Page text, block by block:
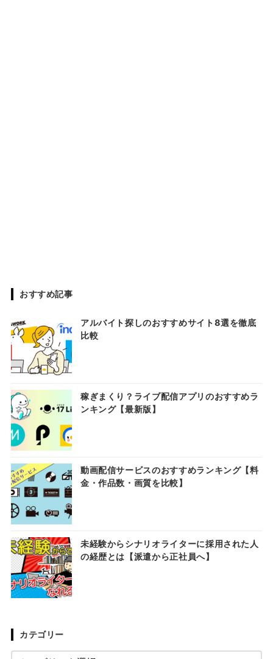
おすすめ記事
アルバイト探しのおすすめサイト8選を徹底
比較
稼ぎまくり？ライブ配信アプリのおすすめラ
ンキング【最新版】
動画配信サービスのおすすめランキング【料
金・作品数・画質を比較】
未経験からシナリオライターに採用された人
の経歴とは【派遣から正社員へ】
カテゴリー